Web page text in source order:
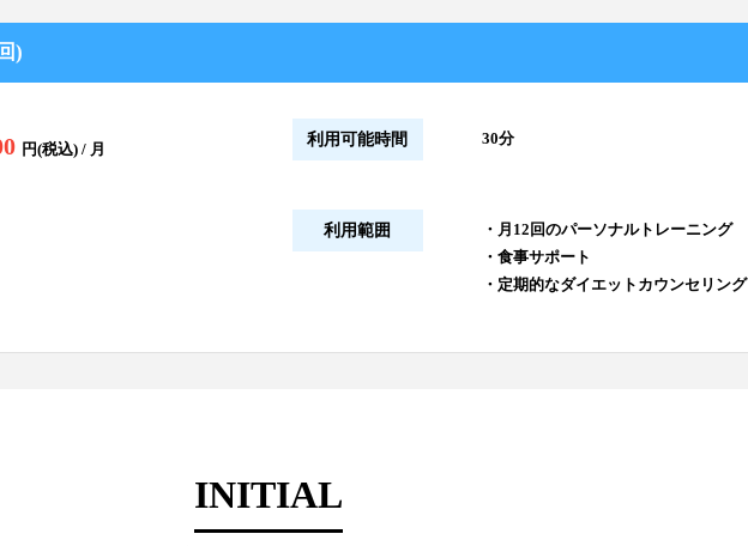
)
円(税込) / 月
利用可能時間 30分
利用範囲
・月12回のパーソナルトレーニング
・食事サポート
・定期的なダイエットカウンセリング
INITIAL